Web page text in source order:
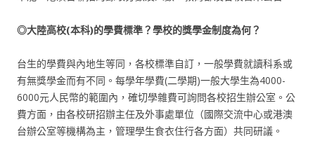
◎大陸高校(本科)的學費標準？學校的獎學金制度為何？
台生的學費與內地生等同，各校標準自訂，一般學費就讀科系或
有無獎學金而有不同。每學年學費(二學期)一般大學生為4000-
6000元人民幣的範圍內，確切學雜費可詢問各校招生辦公室。公
費方面，由各校研招辦主任及外事處單位（國際交流中心或港澳
台辦公室等機構為主，管理學生食衣住行各方面）共同研議。